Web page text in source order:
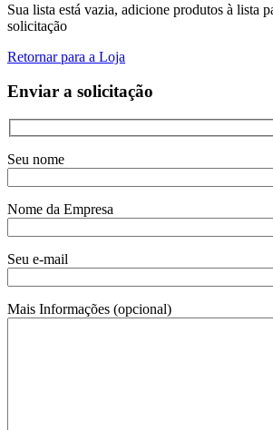
Sua lista está vazia, adicione produtos à lista
solicitação
Retornar para a Loja
Enviar a solicitação
Seu nome
Nome da Empresa
Seu e-mail
Mais Informações (opcional)